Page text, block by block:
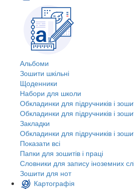
Альбоми
Зошити шкільні
Щоденники
Набори для школи
Обкладинки для підручників і
Обкладинки для підручників і
Закладки
Обкладинки для підручників і
Показати всі
Папки для зошитів і праці
Словники для запису іноземних
Зошити для нот
Картографія